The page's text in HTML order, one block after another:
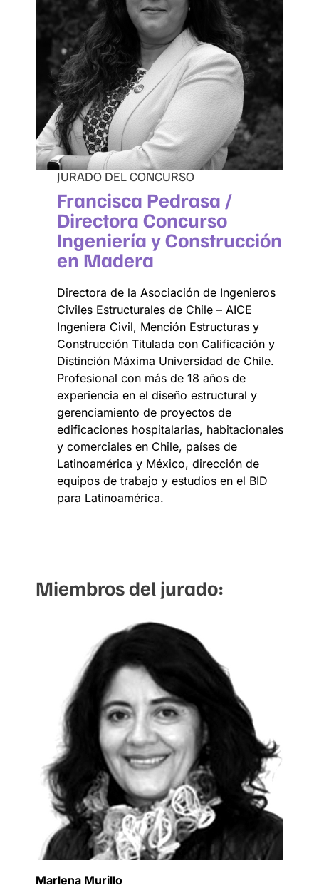
JURADO DEL CONCURSO
Francisca Pedrasa /
Directora Concurso
Ingeniería y Construcción
en Madera
Directora de la Asociación de Ingenieros
Civiles Estructurales de Chile – AICE
Ingeniera Civil, Mención Estructuras y
Construcción Titulada con Calificación y
Distinción Máxima Universidad de Chile.
Profesional con más de 18 años de
experiencia en el diseño estructural y
gerenciamiento de proyectos de
edificaciones hospitalarias, habitacionales
y comerciales en Chile, países de
Latinoamérica y México, dirección de
equipos de trabajo y estudios en el BID
para Latinoamérica.
Miembros del jurado:
Marlena Murillo